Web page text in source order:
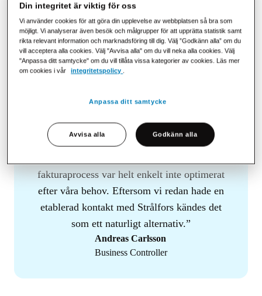
arbete och nya krav
Tidigare hanterade Qstar sina utgående fakturor genom ett
renodlat EDI‑flöde med många separata partneranslutningar.
Varje kund som vill ta emot fakturor via EDI krävde manuell
hantering och löpande administration. Samtidigt saknade Qstar
Den största anledningen till att vi behövde
titta på en ny lösning var att kommuner
fakturaprocess var helt enkelt inte optimerat
efter våra behov. Eftersom vi redan hade en
etablerad kontakt med Strålfors kändes det
som ett naturligt alternativ.
Andreas Carlsson
Business Controller
Din integritet är viktig för oss
Vi använder cookies för att göra din upplevelse av webbplatsen så bra som
möjligt. Vi analyserar även besök och målgrupper för att upprätta statistik samt
rikta relevant information och marknadsföring till dig. Välj ”Godkänn alla” om du
vill acceptera alla cookies. Välj "Avvisa alla" om du vill neka alla cookies. Välj
"Anpassa ditt samtycke" om du vill tillåta vissa kategorier av cookies. Läs mer
om cookies i vår
integritetspolicy
Anpassa ditt samtycke
Avvisa alla Godkänn alla